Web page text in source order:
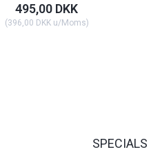
495,00 DKK
(396,00 DKKu/Moms)
SPECIALS